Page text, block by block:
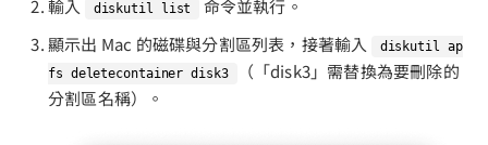
輸入
diskutil list
命令並執行。
顯示出 Mac 的磁碟與分割區列表，接著輸入
diskutil ap
fs deletecontainer disk3
（「disk3」需替換為要刪除的
分割區名稱）。